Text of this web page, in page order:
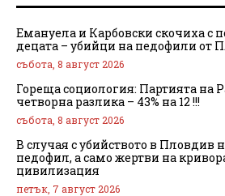
Емануела и Карбовски скочиха с
децата – убийци на педофили от
събота, 8 август 2026
Гореща социология: Партията на
четворна разлика – 43% на 12 !!!
събота, 8 август 2026
В случая с убийството в Пловдив
педофил, а само жертви на
цивилизация
петък, 7 август 2026